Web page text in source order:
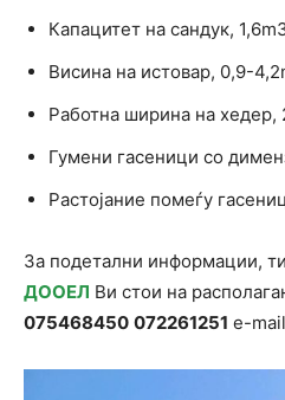
Капацитет на сандук,
Висина на истовар, 0,9-
Работна ширина на хедер,
Гумени гасеници со
Растојание помеѓу
За подетални информации,
ДООЕЛ Ви стои на
075468450 072261251 e-